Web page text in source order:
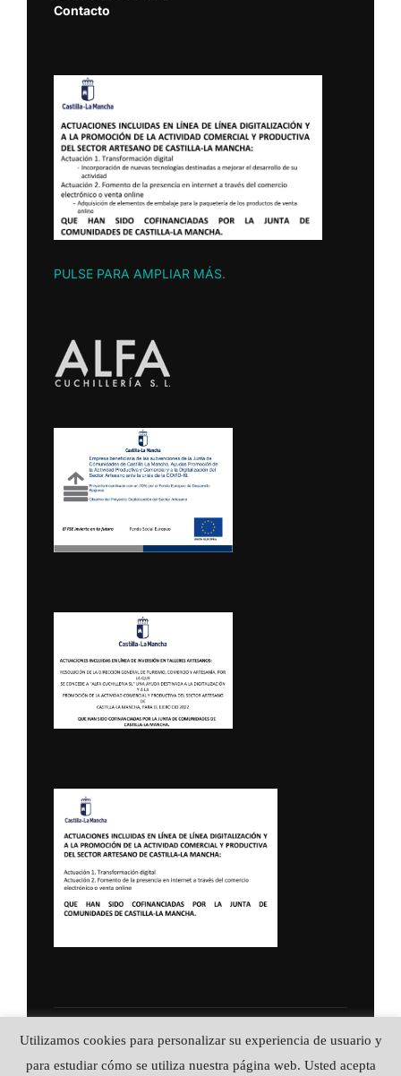
Contacto
PULSE PARA AMPLIAR MÁS.
Política de Privacidad
Copyright © 2026 ALFA CUCHILLERIA ::
Utilizamos cookies para personalizar su experiencia de usuario y
para estudiar cómo se utiliza nuestra página web. Usted acepta